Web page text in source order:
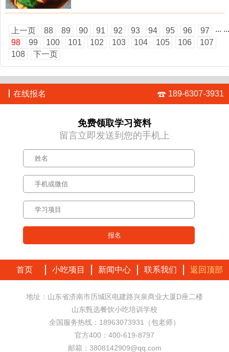
上一页 ...
88 89 90 91 92 93 94 95 96
97
98
99 100 101 102 103 104 105 106
107
108
...
下一页
在线报名 189-6307-3931
免费领取学习资料
留言立即发送到您的手机上
首页 小吃项目 新闻中心 联系我们 返回顶部
地址：山东省济南市历城区电建路兴泉商业大厦D座二楼
山东甄选餐饮小吃培训学校
全国服务热线：18963073931（包老师）
官方400：400-619-8797
邮箱：3808142909@qq.com